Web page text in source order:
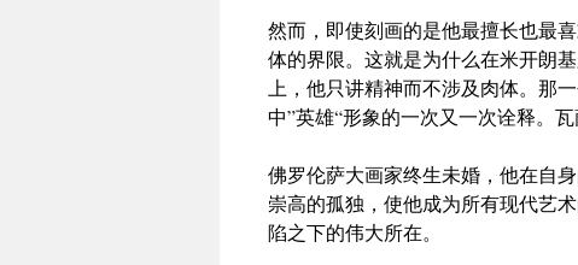
然而，即使刻画的是他最擅长也最
体的界限。这就是为什么在米开朗
上，他只讲精神而不涉及肉体。那
中”英雄“形象的一次又一次诠释。
佛罗伦萨大画家终生未婚，他在自
崇高的孤独，使他成为所有现代艺
陷之下的伟大所在。